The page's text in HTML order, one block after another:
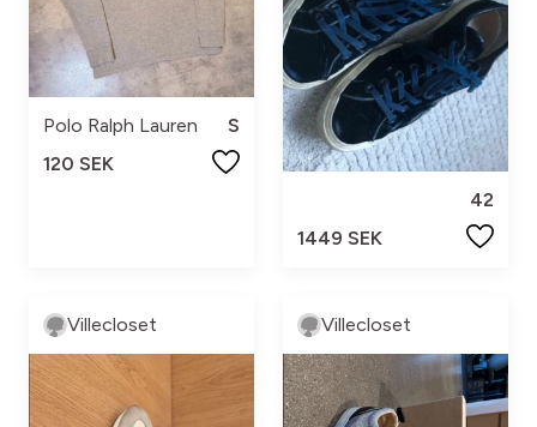
Polo Ralph Lauren
S
120 SEK
42
1449 SEK
Villecloset Villecloset